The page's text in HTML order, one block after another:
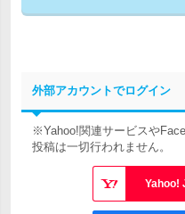
外部アカウントでログイン
※Yahoo!関連サービスや
投稿は一切行われません。
Yahoo!